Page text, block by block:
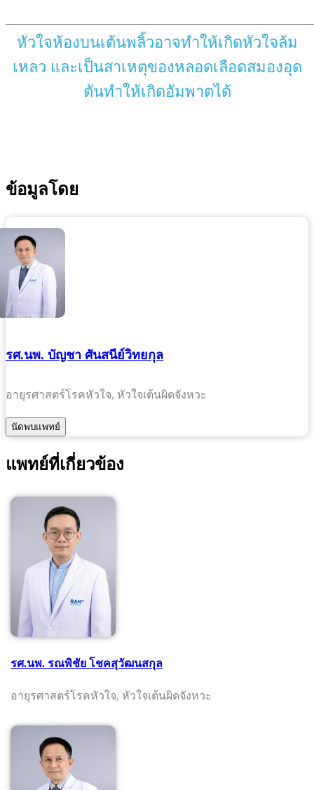
หัวใจห้องบนเต้นพลิ้วอาจทำให้เกิดหัวใจล้ม
เหลว และเป็นสาเหตุของหลอดเลือดสมองอุด
ตันทำให้เกิดอัมพาตได้
ข้อมูลโดย
รศ.นพ. บัญชา ศันสนีย์วิทยกุล
อายุรศาสตร์โรคหัวใจ, หัวใจเต้นผิดจังหวะ
แพทย์ที่เกี่ยวข้อง
รศ.นพ. รณพิชัย โชคสุวัฒนสกุล
อายุรศาสตร์โรคหัวใจ, หัวใจเต้นผิดจังหวะ